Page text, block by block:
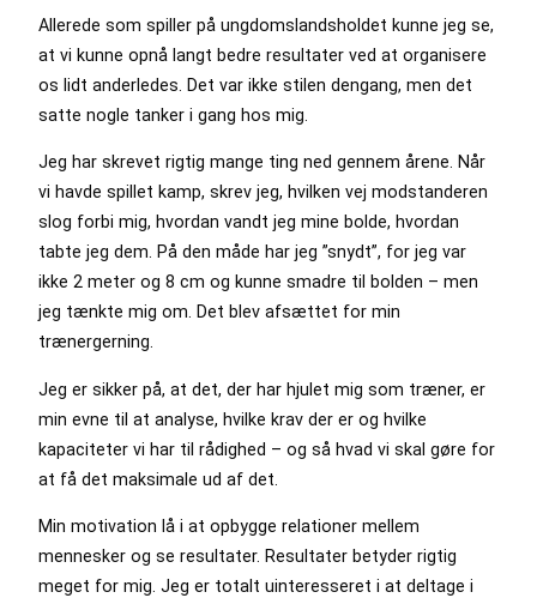
Allerede som spiller på ungdomslandsholdet kunne jeg se,
at vi kunne opnå langt bedre resultater ved at organisere
os lidt anderledes. Det var ikke stilen dengang, men det
satte nogle tanker i gang hos mig.
Jeg har skrevet rigtig mange ting ned gennem årene. Når
vi havde spillet kamp, skrev jeg, hvilken vej modstanderen
slog forbi mig, hvordan vandt jeg mine bolde, hvordan
tabte jeg dem. På den måde har jeg ”snydt”, for jeg var
ikke 2 meter og 8 cm og kunne smadre til bolden – men
jeg tænkte mig om. Det blev afsættet for min
trænergerning.
Jeg er sikker på, at det, der har hjulet mig som træner, er
min evne til at analyse, hvilke krav der er og hvilke
kapaciteter vi har til rådighed – og så hvad vi skal gøre for
at få det maksimale ud af det.
Min motivation lå i at opbygge relationer mellem
mennesker og se resultater. Resultater betyder rigtig
meget for mig. Jeg er totalt uinteresseret i at deltage i